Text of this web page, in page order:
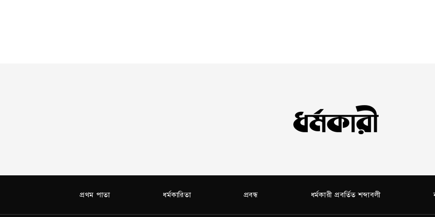
প্রথম পাতা ধর্মকারিতা প্রবন্ধ ধর্মকারী প্রবর্তিত শব্দাবলী